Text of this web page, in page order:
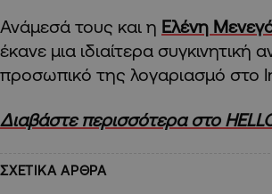
Ανάμεσά τους και η Ελένη
έκανε μια ιδιαίτερα συγκινητική
προσωπικό της λογαριασμό στο
Διαβάστε περισσότερα στο
ΣΧΕΤΙΚΑ ΑΡΘΡΑ